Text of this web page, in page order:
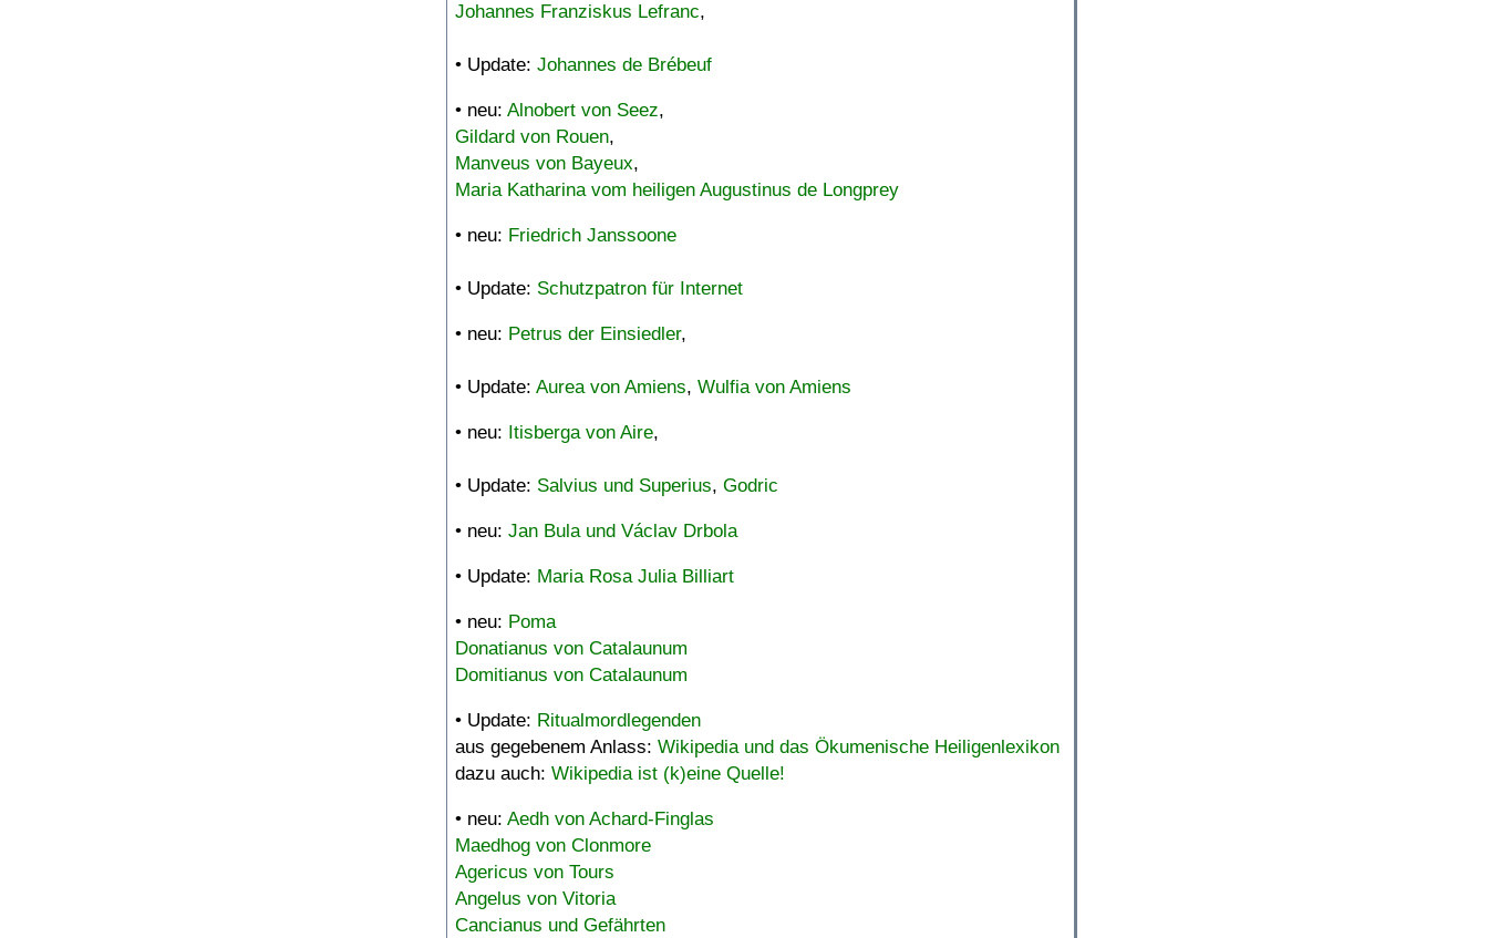
Johannes Franziskus Lefranc,
• Update: Johannes de Brébeuf
• neu: Alnobert von Seez,
Gildard von Rouen,
Manveus von Bayeux,
Maria Katharina vom heiligen Augustinus de Longprey
• neu: Friedrich Janssoone
• Update: Schutzpatron für Internet
• neu: Petrus der Einsiedler,
• Update: Aurea von Amiens, Wulfia von Amiens
• neu: Itisberga von Aire,
• Update: Salvius und Superius, Godric
• neu: Jan Bula und Václav Drbola
• Update: Maria Rosa Julia Billiart
• neu: Poma
Donatianus von Catalaunum
Domitianus von Catalaunum
• Update: Ritualmordlegenden
aus gegebenem Anlass: Wikipedia und das Ökumenische Heiligenlexikon
dazu auch: Wikipedia ist (k)eine Quelle!
• neu: Aedh von Achard-Finglas
Maedhog von Clonmore
Agericus von Tours
Angelus von Vitoria
Cancianus und Gefährten